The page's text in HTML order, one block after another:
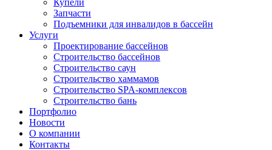
Купели
Запчасти
Подъемники для инвалидов в бассейн
Услуги
Проектирование бассейнов
Строительство бассейнов
Строительство саун
Строительство хаммамов
Строительство SPA-комплексов
Строительство бань
Портфолио
Новости
O компании
Контакты